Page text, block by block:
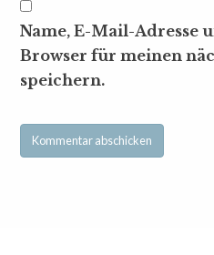
Name, E-Mail-Adresse
Browser für meinen
speichern.